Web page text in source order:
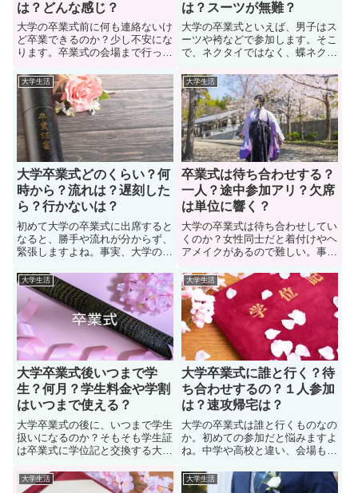
は？どんな感じ？
大学の卒業式前に何も連絡ないけ
ど卒業できるのか？少し不安にな
ります。卒業式の会場まで行った
は最悪です。事実、大学４年生で
単位が微妙。もうすぐ卒業式なの
に何も連絡ないけど、ちゃんと単
位が足りて卒業できるのか？不安
で悩んでいる学生も多い。では、
記事を読んで詳しく見ていこう。
は？スーツが無難？
大学の卒業式といえば、男子はス
ーツや袴などで参加します。そこ
で、ネクタイではなく、蝶ネクタ
るのはアリなのか。大学の卒業式
に出席するのだが「ネクタイと蝶
ネクタイ」で迷っている男子学生
もいます。では、大学卒業式に蝶
ネクタイをつけて参加するのはア
リなのか？詳しく見ていこう
大学生活
大学卒業式どのくらい？何
時から？流れは？遅刻した
ら？行かないは？
初めて大学の卒業式に出席すると
なると、勝手や流れが分からず、
緊張しますよね。事実、大学の卒
ら始まって何時に終わるのか？何
時間くらい掛かるのか？」などの
流れなどが知りたい学生も多い。
では、大学の卒業式はどのくらい
から始まり、どのくらいで終わる
のか？詳しく見ていきましょう。
大学生活
卒業式は待ち合わせする？
一人？途中参加アリ？欠席
は単位に響く？
大学の卒業式は待ち合わせしてい
くのか？女性同士だと着付けやヘ
アメイクがあるので難しい。事
ど、着付けの時間を考えると待ち
合わせできない。そこで、女子学
生は卒業式の会場まで「待ち合わ
せするのか？会場で友人と合流す
るのか？」悩んでいる女子学生も
多い。では、詳しく見ていこう。
大学生活
大学卒業式後いつまで学
生？何月？学生料金や学割
はいつまで使える？
大学卒業式の後に、いつまで学生
扱いになるのか？そもそも学生証
は卒業式に学位記と交換する大学
学生証を返却することになるけ
ど、学生料金や学割はいつまで
大学生活
大学卒業式に誰と行く？待
ち合わせするの？１人参加
は？速攻帰宅は？
大学の卒業式は誰と行くものなの
か。初めての参加だと悩みますよ
ね。中学や高校と違い、会場も別
ね。そこで、大学の卒業式に行く
のだが、友達が少なく、一緒に行
大学生活 大学生活